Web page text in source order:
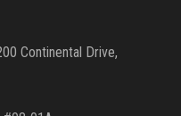
Continental Drive,